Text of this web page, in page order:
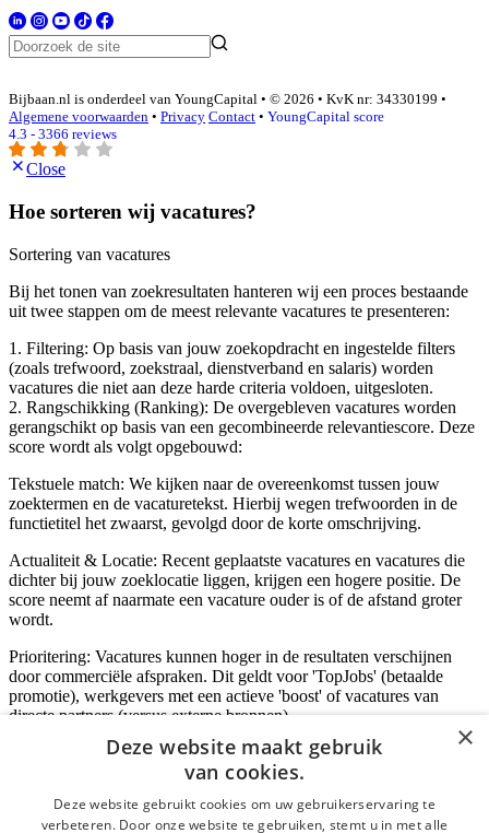
Bijbaan.nl is onderdeel van YoungCapital • © 2026 • KvK nr: 34330199 •
Algemene voorwaarden • Privacy Contact • YoungCapital score
4.3 - 3366 reviews
Close
Hoe sorteren wij vacatures?
Sortering van vacatures
Bij het tonen van zoekresultaten hanteren wij een proces bestaande
uit twee stappen om de meest relevante vacatures te presenteren:
1. Filtering: Op basis van jouw zoekopdracht en ingestelde filters
(zoals trefwoord, zoekstraal, dienstverband en salaris) worden
vacatures die niet aan deze harde criteria voldoen, uitgesloten.
2. Rangschikking (Ranking): De overgebleven vacatures worden
gerangschikt op basis van een gecombineerde relevantiescore. Deze
score wordt als volgt opgebouwd:
Tekstuele match: We kijken naar de overeenkomst tussen jouw
zoektermen en de vacaturetekst. Hierbij wegen trefwoorden in de
functietitel het zwaarst, gevolgd door de korte omschrijving.
Actualiteit & Locatie: Recent geplaatste vacatures en vacatures die
dichter bij jouw zoeklocatie liggen, krijgen een hogere positie. De
score neemt af naarmate een vacature ouder is of de afstand groter
wordt.
Prioritering: Vacatures kunnen hoger in de resultaten verschijnen
door commerciële afspraken. Dit geldt voor 'TopJobs' (betaalde
promotie), werkgevers met een actieve 'boost' of vacatures van
directe partners (versus externe bronnen).
Inloggen als bedrijf
×
Deze website maakt gebruik
van cookies.
Deze website gebruikt cookies om uw gebruikerservaring te
verbeteren. Door onze website te gebruiken, stemt u in met alle